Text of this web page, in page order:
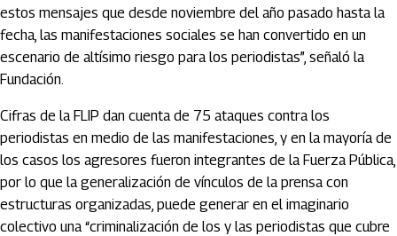
estos mensajes que desde noviembre del año pasado hasta la
fecha, las manifestaciones sociales se han convertido en un
escenario de altísimo riesgo para los periodistas”, señaló la
Fundación.
Cifras de la FLIP dan cuenta de 75 ataques contra los
periodistas en medio de las manifestaciones, y en la mayoría de
los casos los agresores fueron integrantes de la Fuerza Pública,
por lo que la generalización de vínculos de la prensa con
estructuras organizadas, puede generar en el imaginario
colectivo una “criminalización de los y las periodistas que cubre